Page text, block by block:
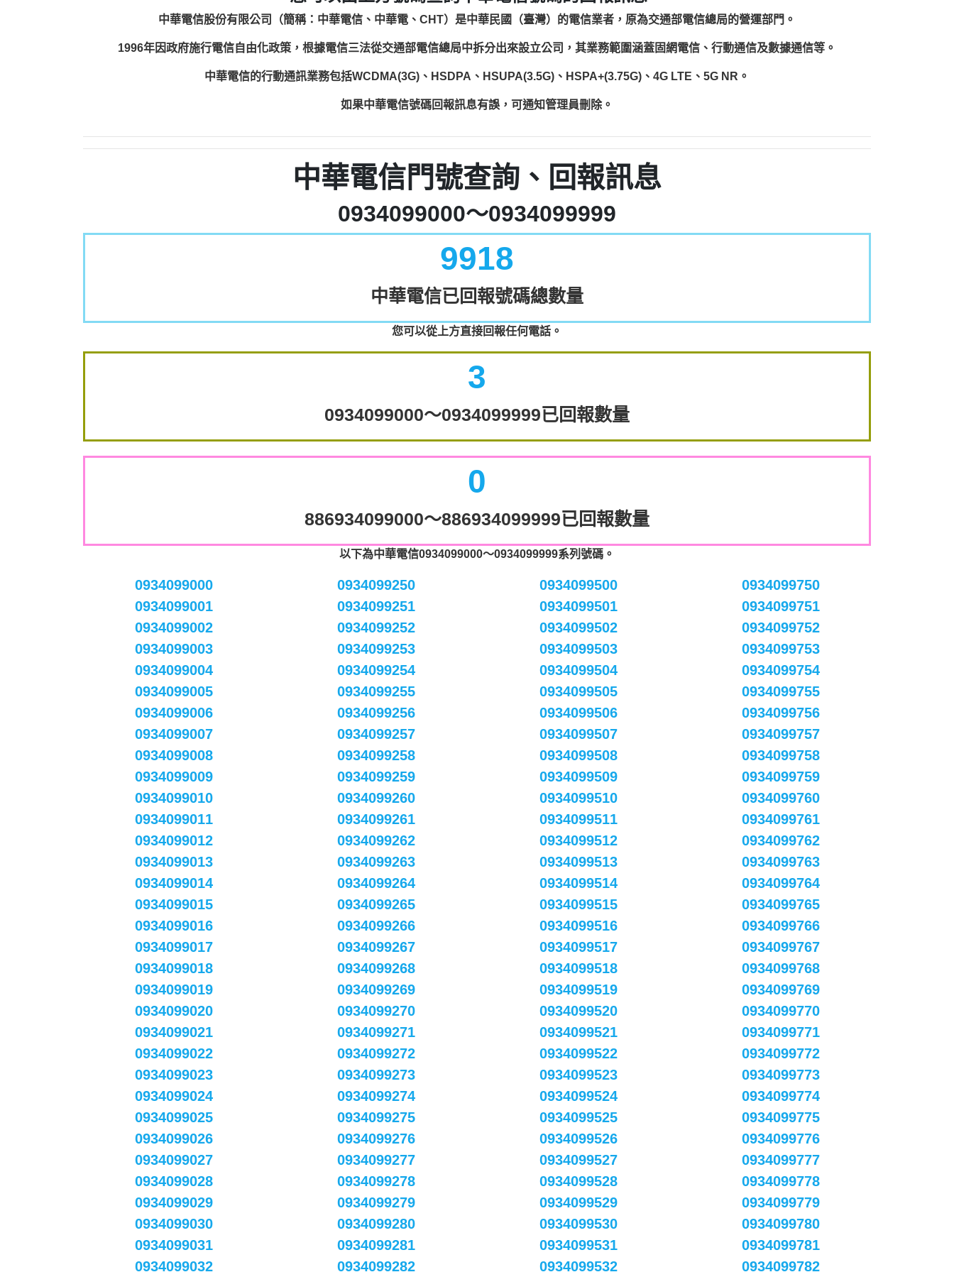
中華電信股份有限公司（簡稱：中華電信、中華電、CHT）是中華民國（臺灣）的電信業者，原為交通部電信總局的營運部門。
1996年因政府施行電信自由化政策，根據電信三法從交通部電信總局中拆分出來設立公司，其業務範圍涵蓋固網電信、行動通信及數據通信等。
中華電信的行動通訊業務包括WCDMA(3G)、HSDPA、HSUPA(3.5G)、HSPA+(3.75G)、4G LTE、5G NR。
如果中華電信號碼回報訊息有誤，可通知管理員刪除。
中華電信門號查詢、回報訊息
0934099000～0934099999
9918
中華電信已回報號碼總數量
您可以從上方直接回報任何電話。
3
0934099000～0934099999已回報數量
0
886934099000～886934099999已回報數量
以下為中華電信0934099000～0934099999系列號碼。
0934099000
0934099001
0934099002
0934099003
0934099004
0934099005
0934099006
0934099007
0934099008
0934099009
0934099010
0934099011
0934099012
0934099013
0934099014
0934099015
0934099016
0934099017
0934099018
0934099019
0934099020
0934099021
0934099022
0934099023
0934099024
0934099025
0934099026
0934099027
0934099028
0934099029
0934099030
0934099031
0934099032
0934099250
0934099251
0934099252
0934099253
0934099254
0934099255
0934099256
0934099257
0934099258
0934099259
0934099260
0934099261
0934099262
0934099263
0934099264
0934099265
0934099266
0934099267
0934099268
0934099269
0934099270
0934099271
0934099272
0934099273
0934099274
0934099275
0934099276
0934099277
0934099278
0934099279
0934099280
0934099281
0934099282
0934099500
0934099501
0934099502
0934099503
0934099504
0934099505
0934099506
0934099507
0934099508
0934099509
0934099510
0934099511
0934099512
0934099513
0934099514
0934099515
0934099516
0934099517
0934099518
0934099519
0934099520
0934099521
0934099522
0934099523
0934099524
0934099525
0934099526
0934099527
0934099528
0934099529
0934099530
0934099531
0934099532
0934099750
0934099751
0934099752
0934099753
0934099754
0934099755
0934099756
0934099757
0934099758
0934099759
0934099760
0934099761
0934099762
0934099763
0934099764
0934099765
0934099766
0934099767
0934099768
0934099769
0934099770
0934099771
0934099772
0934099773
0934099774
0934099775
0934099776
0934099777
0934099778
0934099779
0934099780
0934099781
0934099782